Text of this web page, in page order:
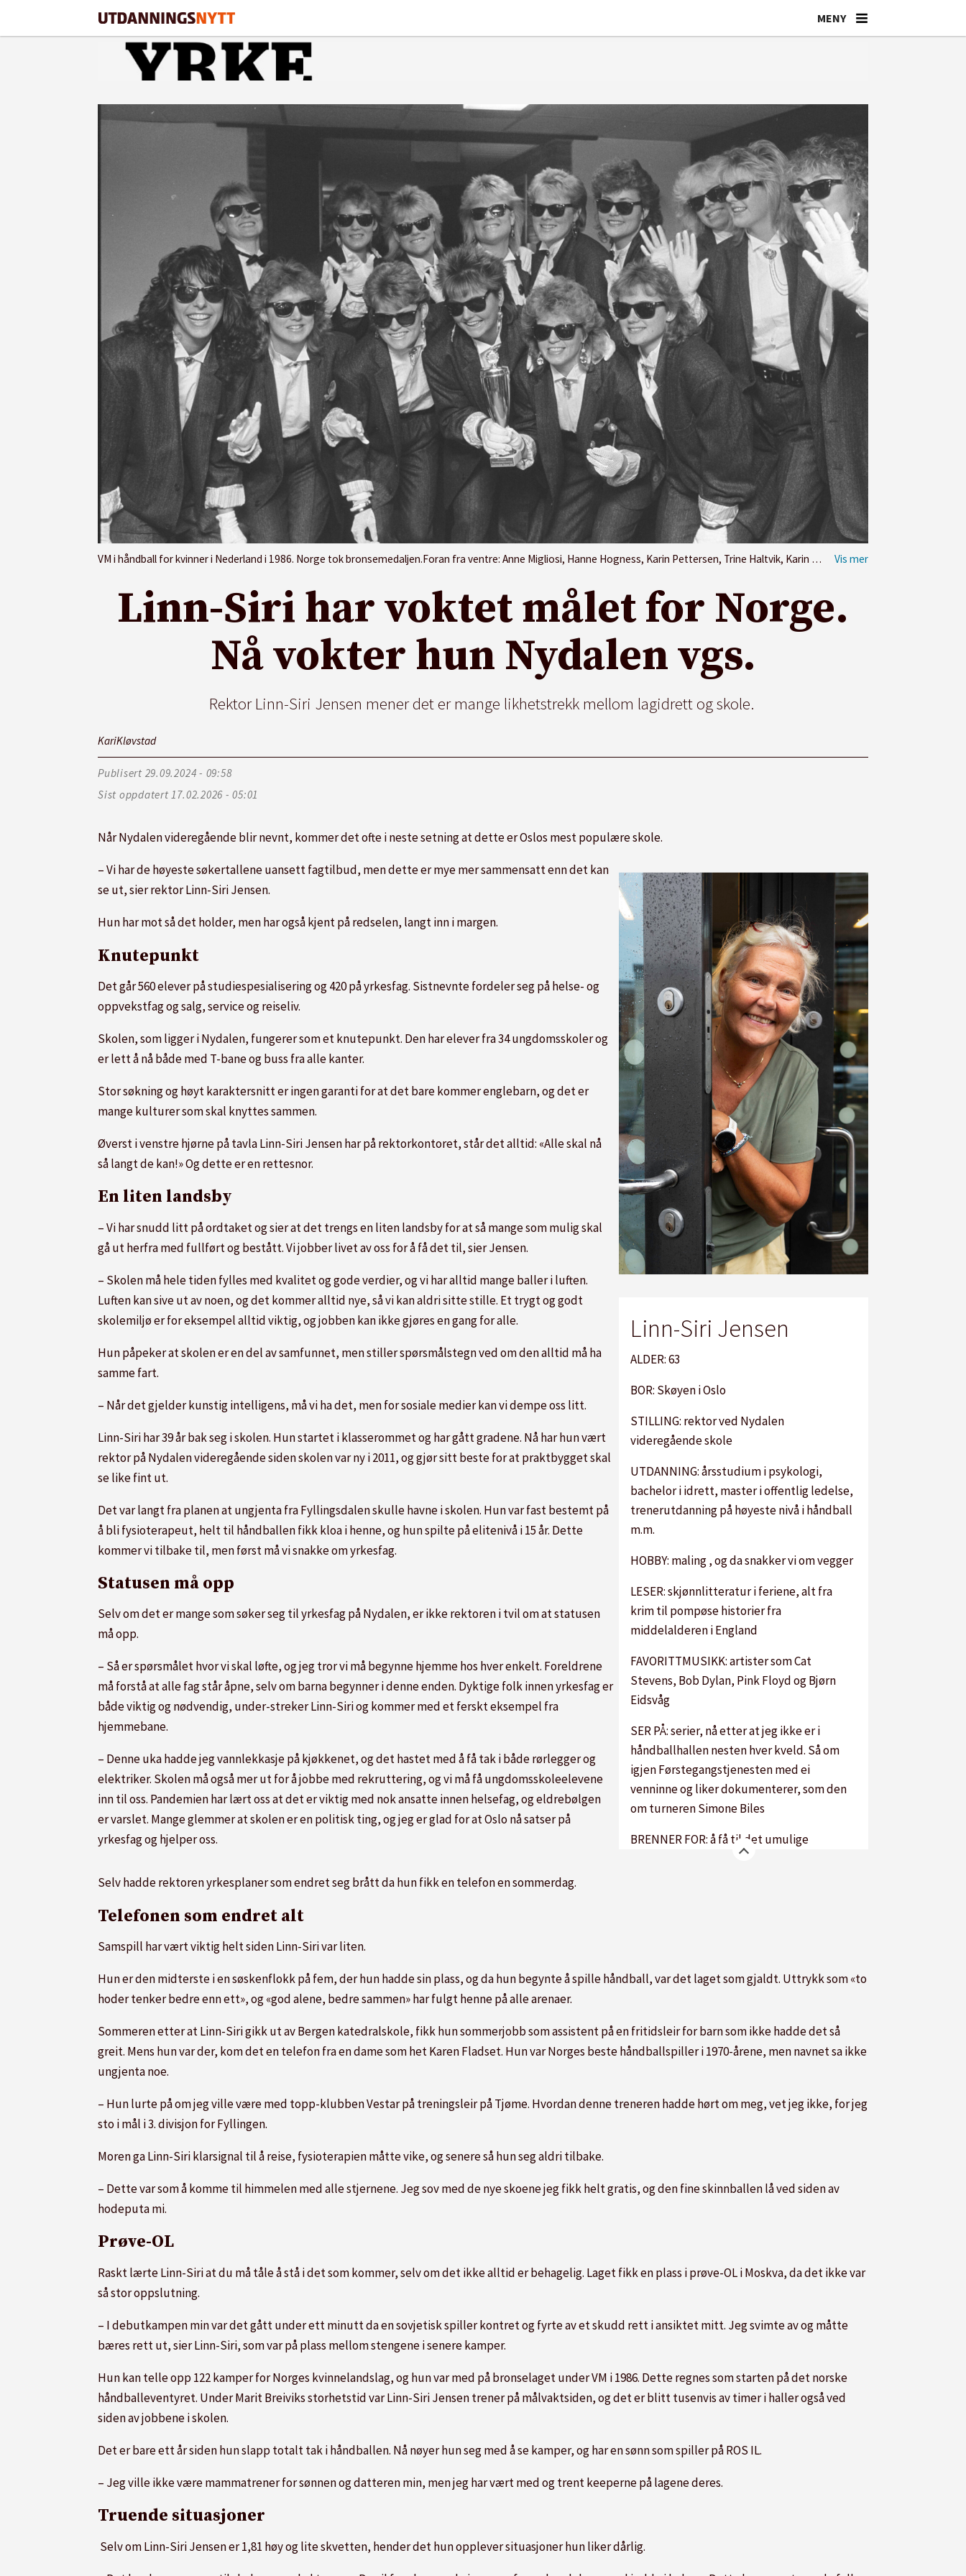
VM i håndball for kvinner i Nederland i 1986. Norge tok bronsemedaljen.Foran fra ventre: Anne Migliosi, Hanne Hogness, Karin Pettersen, Trine Haltvik, Karin Singstad, Kristin Eide. Bak f.v. Kristin Midthun, Annette Skottvoll, Åse Birkrem, Unni Birkrem, Kjerstin Andersen, Linn Siri Jensen, Cathrine Svendsen, Heidi Sundal og Hanne Hegh. Ingrid Steen er ikke med på bildet.
Linn-Siri har voktet målet for Norge.
Nå vokter hun Nydalen vgs.
Rektor Linn-Siri Jensen mener det er mange likhetstrekk mellom lagidrett og skole.
KariKløvstad
Publisert
29.09.2024 - 09:58
Sist oppdatert
17.02.2026 - 05:01
Når Nydalen videregående blir nevnt, kommer det ofte i neste setning at dette er Oslos mest populære skole.
– Vi har de høyeste søkertallene uansett fagtilbud, men dette er mye mer sammensatt enn det kan
se ut, sier rektor Linn-Siri Jensen.
Hun har mot så det holder, men har også kjent på redselen, langt inn i margen.
Knutepunkt
Det går 560 elever på studiespesialisering og 420 på yrkesfag. Sistnevnte fordeler seg på helse- og
oppvekstfag og salg, service og reiseliv.
Skolen, som ligger i Nydalen, fungerer som et knutepunkt. Den har elever fra 34 ungdomsskoler og
er lett å nå både med T-bane og buss fra alle kanter.
Stor søkning og høyt karaktersnitt er ingen garanti for at det bare kommer englebarn, og det er
mange kulturer som skal knyttes sammen.
Øverst i venstre hjørne på tavla Linn-Siri Jensen har på rektorkontoret, står det alltid: «Alle skal nå
så langt de kan!» Og dette er en rettesnor.
Linn-Siri Jensen
ALDER: 63
BOR: Skøyen i Oslo
STILLING: rektor ved Nydalen
videregående skole
UTDANNING: årsstudium i psykologi,
bachelor i idrett, master i offentlig ledelse,
trenerutdanning på høyeste nivå i håndball
m.m.
HOBBY: maling , og da snakker vi om vegger
LESER: skjønnlitteratur i feriene, alt fra
krim til pompøse historier fra
middelalderen i England
FAVORITTMUSIKK: artister som Cat
Stevens, Bob Dylan, Pink Floyd og Bjørn
Eidsvåg
SER PÅ: serier, nå etter at jeg ikke er i
håndballhallen nesten hver kveld. Så om
igjen Førstegangstjenesten med ei
venninne og liker dokumenterer, som den
om turneren Simone Biles
BRENNER FOR: å få til det umulige
En liten landsby
– Vi har snudd litt på ordtaket og sier at det trengs en liten landsby for at så mange som mulig skal
gå ut herfra med fullført og bestått. Vi jobber livet av oss for å få det til, sier Jensen.
– Skolen må hele tiden fylles med kvalitet og gode verdier, og vi har alltid mange baller i luften.
Luften kan sive ut av noen, og det kommer alltid nye, så vi kan aldri sitte stille. Et trygt og godt
skolemiljø er for eksempel alltid viktig, og jobben kan ikke gjøres en gang for alle.
Hun påpeker at skolen er en del av samfunnet, men stiller spørsmålstegn ved om den alltid må ha
samme fart.
– Når det gjelder kunstig intelligens, må vi ha det, men for sosiale medier kan vi dempe oss litt.
Linn-Siri har 39 år bak seg i skolen. Hun startet i klasserommet og har gått gradene. Nå har hun vært
rektor på Nydalen videregående siden skolen var ny i 2011, og gjør sitt beste for at praktbygget skal
se like fint ut.
Det var langt fra planen at ungjenta fra Fyllingsdalen skulle havne i skolen. Hun var fast bestemt på
å bli fysioterapeut, helt til håndballen fikk kloa i henne, og hun spilte på elitenivå i 15 år. Dette
kommer vi tilbake til, men først må vi snakke om yrkesfag.
Statusen må opp
Selv om det er mange som søker seg til yrkesfag på Nydalen, er ikke rektoren i tvil om at statusen
må opp.
– Så er spørsmålet hvor vi skal løfte, og jeg tror vi må begynne hjemme hos hver enkelt. Foreldrene
må forstå at alle fag står åpne, selv om barna begynner i denne enden. Dyktige folk innen yrkesfag er
både viktig og nødvendig, under-streker Linn-Siri og kommer med et ferskt eksempel fra
hjemmebane.
– Denne uka hadde jeg vannlekkasje på kjøkkenet, og det hastet med å få tak i både rørlegger og
elektriker. Skolen må også mer ut for å jobbe med rekruttering, og vi må få ungdomsskoleelevene
inn til oss. Pandemien har lært oss at det er viktig med nok ansatte innen helsefag, og eldrebølgen
er varslet. Mange glemmer at skolen er en politisk ting, og jeg er glad for at Oslo nå satser på
yrkesfag og hjelper oss.
Selv hadde rektoren yrkesplaner som endret seg brått da hun fikk en telefon en sommerdag.
Telefonen som endret alt
Samspill har vært viktig helt siden Linn-Siri var liten.
Hun er den midterste i en søskenflokk på fem, der hun hadde sin plass, og da hun begynte å spille håndball, var det laget som gjaldt. Uttrykk som «to
hoder tenker bedre enn ett», og «god alene, bedre sammen» har fulgt henne på alle arenaer.
Sommeren etter at Linn-Siri gikk ut av Bergen katedralskole, fikk hun sommerjobb som assistent på en fritidsleir for barn som ikke hadde det så
greit. Mens hun var der, kom det en telefon fra en dame som het Karen Fladset. Hun var Norges beste håndballspiller i 1970-årene, men navnet sa ikke
ungjenta noe.
– Hun lurte på om jeg ville være med topp-klubben Vestar på treningsleir på Tjøme. Hvordan denne treneren hadde hørt om meg, vet jeg ikke, for jeg
sto i mål i 3. divisjon for Fyllingen.
Moren ga Linn-Siri klarsignal til å reise, fysioterapien måtte vike, og senere så hun seg aldri tilbake.
– Dette var som å komme til himmelen med alle stjernene. Jeg sov med de nye skoene jeg fikk helt gratis, og den fine skinnballen lå ved siden av
hodeputa mi.
Prøve-OL
Raskt lærte Linn-Siri at du må tåle å stå i det som kommer, selv om det ikke alltid er behagelig. Laget fikk en plass i prøve-OL i Moskva, da det ikke var
så stor oppslutning.
– I debutkampen min var det gått under ett minutt da en sovjetisk spiller kontret og fyrte av et skudd rett i ansiktet mitt. Jeg svimte av og måtte
bæres rett ut, sier Linn-Siri, som var på plass mellom stengene i senere kamper.
Hun kan telle opp 122 kamper for Norges kvinnelandslag, og hun var med på bronselaget under VM i 1986. Dette regnes som starten på det norske
håndballeventyret. Under Marit Breiviks storhetstid var Linn-Siri Jensen trener på målvaktsiden, og det er blitt tusenvis av timer i haller også ved
siden av jobbene i skolen.
Det er bare ett år siden hun slapp totalt tak i håndballen. Nå nøyer hun seg med å se kamper, og har en sønn som spiller på ROS IL.
– Jeg ville ikke være mammatrener for sønnen og datteren min, men jeg har vært med og trent keeperne på lagene deres.
Truende situasjoner
Selv om Linn-Siri Jensen er 1,81 høy og lite skvetten, hender det hun opplever situasjoner hun liker dårlig.